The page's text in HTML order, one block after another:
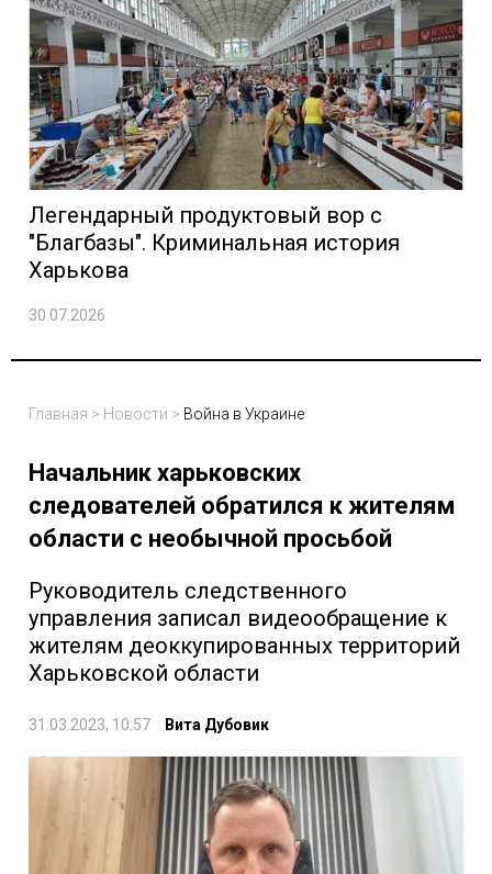
Легендарный продуктовый вор с
"Благбазы". Криминальная история
Харькова
30.07.2026
Главная > Новости > Война в Украине
Начальник харьковских
следователей обратился к жителям
области с необычной просьбой
Руководитель следственного
управления записал видеообращение к
жителям деоккупированных территорий
Харьковской области
31.03.2023, 10:57 Вита Дубовик